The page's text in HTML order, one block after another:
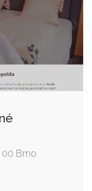
00 Brno